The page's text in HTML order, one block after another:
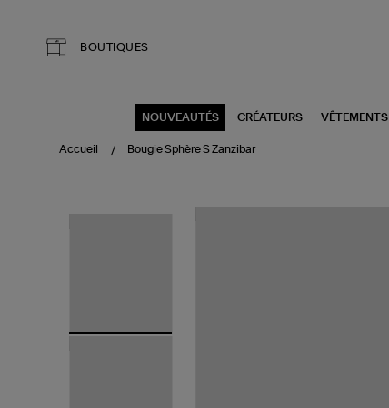
BOUTIQUES
NOUVEAUTÉS CRÉATEURS VÊTEMENTS
Accueil Bougie Sphère S Zanzibar